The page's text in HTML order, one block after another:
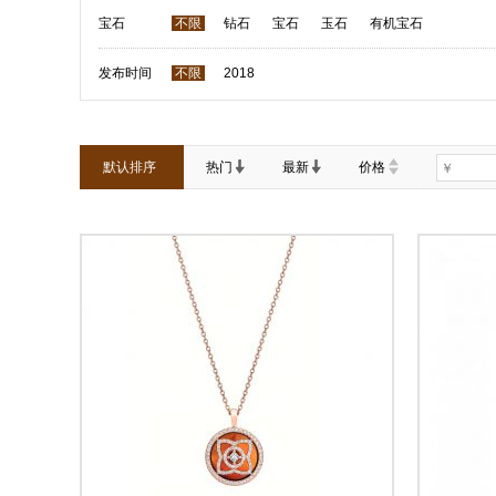
宝石 不限 钻石 宝石 玉石 有机宝石
发布时间 不限 2018
默认排序 热门 最新 价格